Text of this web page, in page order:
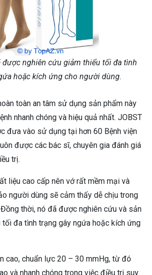
được nghiên cứu giảm thiểu tối đa tình
hoặc kích ứng cho người dùng.
toàn an tâm sử dụng sản phẩm này
nhanh chóng và hiệu quả nhất. JOBST
đưa vào sử dụng tại hơn 60 Bệnh viện
được các bác sĩ, chuyên gia đánh giá
trị.
liệu cao cấp nên vớ rất mềm mại và
người dùng sẽ cảm thấy dễ chịu trong
thời, nó đã được nghiên cứu và sản
đa tình trạng gây ngứa hoặc kích ứng
cao, chuẩn lực 20 – 30 mmHg, từ đó
và nhanh chóng trong việc điều trị suy